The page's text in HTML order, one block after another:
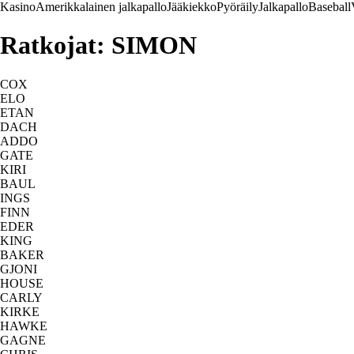
KasinoAmerikkalainen jalkapalloJääkiekkoPyöräilyJalkapalloBaseball
Ratkojat: SIMON
COX
ELO
ETAN
DACH
ADDO
GATE
KIRI
BAUL
INGS
FINN
EDER
KING
BAKER
GJONI
HOUSE
CARLY
KIRKE
HAWKE
GAGNE